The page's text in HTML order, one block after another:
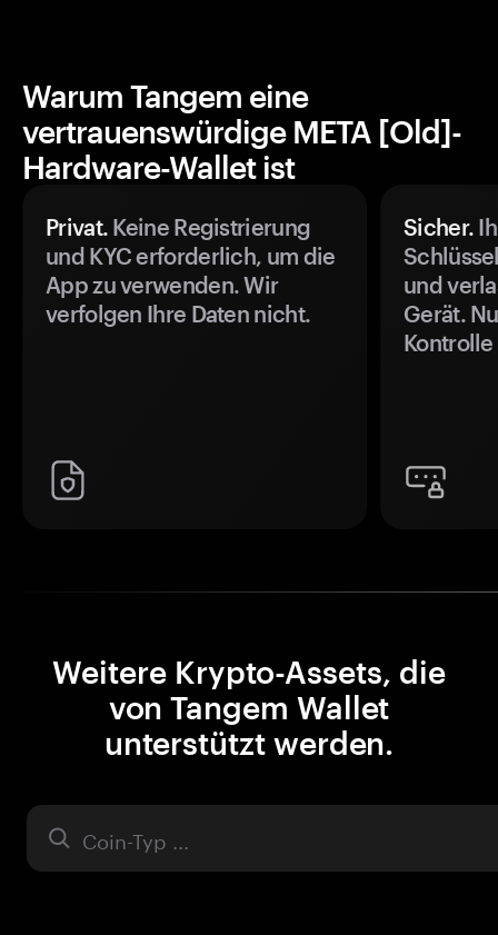
Warum Tangem eine
vertrauenswürdige META [Old]-
Hardware-Wallet ist
Privat. Keine Registrierung
und KYC erforderlich, um die
App zu verwenden. Wir
verfolgen Ihre Daten nicht.
Sicher.
und
Gerät.
Weitere Krypto-Assets, die
von Tangem Wallet
unterstützt werden.
Asset